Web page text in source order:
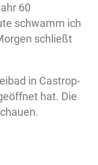
60
schwamm ich
schließt
in Castrop-
hat. Die